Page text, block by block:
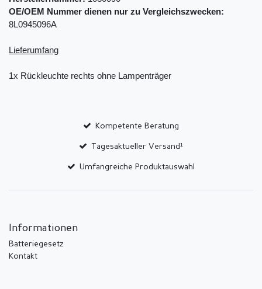
OE/OEM Nummer dienen nur zu Vergleichszwecken:
8L0945096A
Lieferumfang
1x Rückleuchte rechts ohne Lampenträger
Kompetente Beratung
Tagesaktueller Versand¹
Umfangreiche Produktauswahl
Informationen
Batteriegesetz
Kontakt